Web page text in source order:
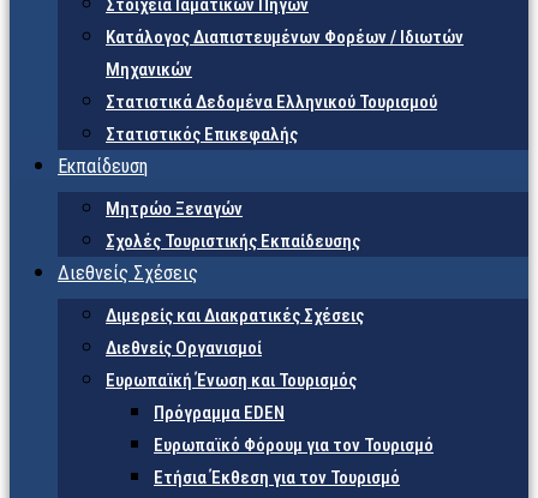
Στοιχεία Ιαματικών Πηγών
Κατάλογος Διαπιστευμένων Φορέων / Ιδιωτών
Μηχανικών
Στατιστικά Δεδομένα Ελληνικού Τουρισμού
Στατιστικός Επικεφαλής
Εκπαίδευση
Μητρώο Ξεναγών
Σχολές Τουριστικής Εκπαίδευσης
Διεθνείς Σχέσεις
Διμερείς και Διακρατικές Σχέσεις
Διεθνείς Οργανισμοί
Ευρωπαϊκή Ένωση και Τουρισμός
Πρόγραμμα EDEN
Ευρωπαϊκό Φόρουμ για τον Τουρισμό
Ετήσια Έκθεση για τον Τουρισμό